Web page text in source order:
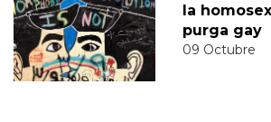
la
purga gay
09 Octubre